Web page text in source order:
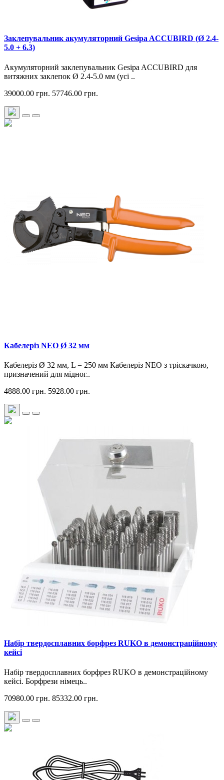
Заклепувальник акумуляторний Gesipa ACCUBIRD (Ø 2.4-
5.0 + 6.3)
Акумуляторний заклепувальник Gesipa ACCUBIRD для
витяжних заклепок Ø 2.4-5.0 мм (усі ..
39000.00 грн. 57746.00 грн.
Кабелеріз NEO Ø 32 мм
Кабелеріз Ø 32 мм, L = 250 мм Кабелеріз NEO з тріскачкою,
призначений для мідног..
4888.00 грн. 5928.00 грн.
Набір твердосплавних борфрез RUKO в демонстраційному
кейсі
Набір твердосплавних борфрез RUKO в демонстраційному
кейсі. Борфрези німець..
70980.00 грн. 85332.00 грн.